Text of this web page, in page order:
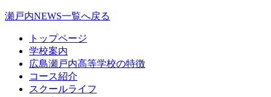
瀬戸内NEWS一覧へ戻る
トップページ
学校案内
広島瀬戸内高等学校の特徴
コース紹介
スクールライフ